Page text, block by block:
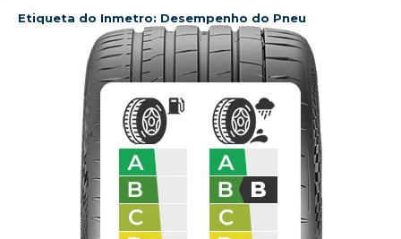
Etiqueta do Inmetro: Desempenho do Pneu
B